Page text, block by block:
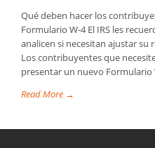
Qué deben hacer los
Formulario W-4 El IRS les
analicen si necesitan ajustar su
Los contribuyentes que
presentar un nuevo Formulario
Read More →